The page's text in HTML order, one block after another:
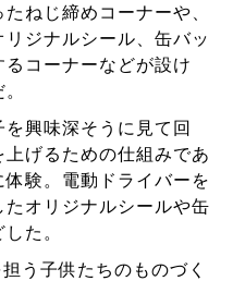
ねじ締めコーナーや、
ジナルシール、缶バッ
コーナーなどが設け
興味深そうに見て回
げるための仕組みであ
験。電動ドライバーを
オリジナルシールや缶
た。
う子供たちのものづく